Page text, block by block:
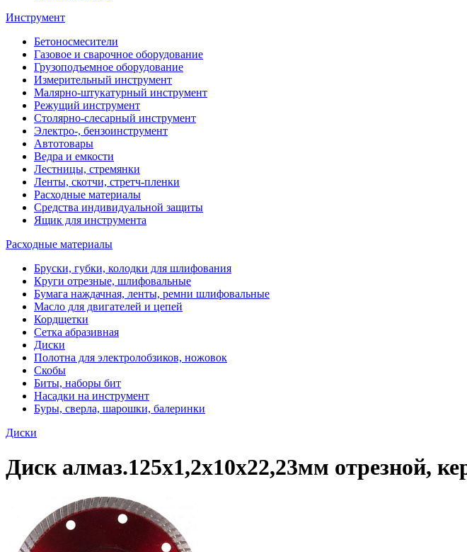
Инструмент
Бетоносмесители
Газовое и сварочное оборудование
Грузоподъемное оборудование
Измерительный инструмент
Малярно-штукатурный инструмент
Режущий инструмент
Столярно-слесарный инструмент
Электро-, бензоинструмент
Автотовары
Ведра и емкости
Лестницы, стремянки
Ленты, скотчи, стретч-пленки
Расходные материалы
Средства индивидуальной защиты
Ящик для инструмента
Расходные материалы
Бруски, губки, колодки для шлифования
Круги отрезные, шлифовальные
Бумага наждачная, ленты, ремни шлифовальные
Масло для двигателей и цепей
Кордщетки
Сетка абразивная
Диски
Полотна для электролобзиков, ножовок
Скобы
Биты, наборы бит
Насадки на инструмент
Буры, сверла, шарошки, балеринки
Диски
Диск алмаз.125х1,2х10х22,23мм отрезной,